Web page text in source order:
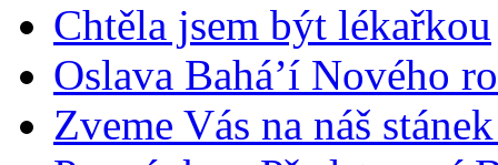
Chtěla jsem být lékařkou
Oslava Bahá’í Nového
Zveme Vás na náš